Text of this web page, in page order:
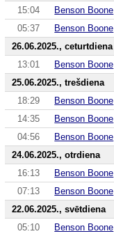
15:04
Benson Boone
05:37
Benson Boone
26.06.2025., ceturtdiena
13:01
Benson Boone
25.06.2025., trešdiena
18:29
Benson Boone
14:35
Benson Boone
04:56
Benson Boone
24.06.2025., otrdiena
16:13
Benson Boone
07:13
Benson Boone
22.06.2025., svētdiena
05:10
Benson Boone